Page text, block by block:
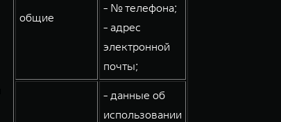
общие
- № телефона;
- адрес
электронной
почты;
- данные об
использовании